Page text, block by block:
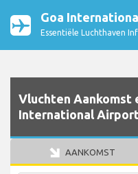
Goa
Essentiële Luchthaven
Vluchten Aankomst
International
AANKOMST